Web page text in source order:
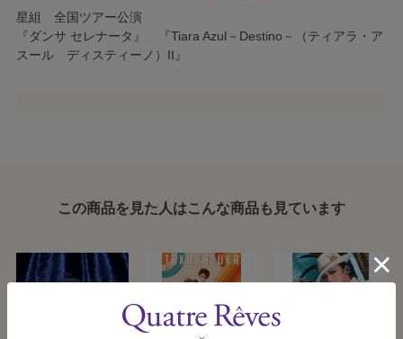
星組 全国ツアー公演
『ダンサ セレナータ』 『Tiara Azul－Destino－（ティアラ・ア
スール ディスティーノ）II』
この商品を見た人はこんな商品も見ています